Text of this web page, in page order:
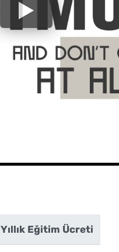
Yıllık Eğitim Ücreti